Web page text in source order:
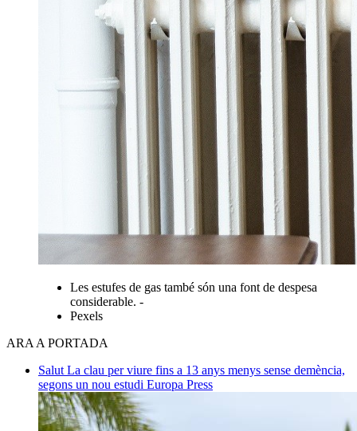
Les estufes de gas també són una font de despesa
considerable. -
Pexels
ARA A PORTADA
Salut La clau per viure fins a 13 anys menys sense demència,
segons un nou estudi Europa Press